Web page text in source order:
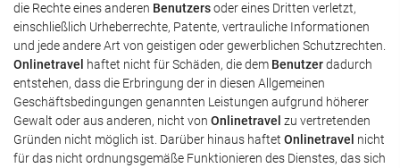
die Rechte eines anderen Benutzersoder eines Dritten verletzt,
einschließlich Urheberrechte, Patente, vertrauliche Informationen
und jede andere Art von geistigen oder gewerblichen Schutzrechten.
Onlinetravel
haftet nicht für Schäden, die dem Benutzerdadurch
entstehen, dass die Erbringung der in diesen Allgemeinen
Geschäftsbedingungen genannten Leistungen aufgrund höherer
Gewalt oder aus anderen, nicht von Onlinetravel zu vertretenden
Gründen nicht möglich ist. Darüber hinaus haftet Onlinetravel nicht
für das nicht ordnungsgemäße Funktionieren des Dienstes, das sich